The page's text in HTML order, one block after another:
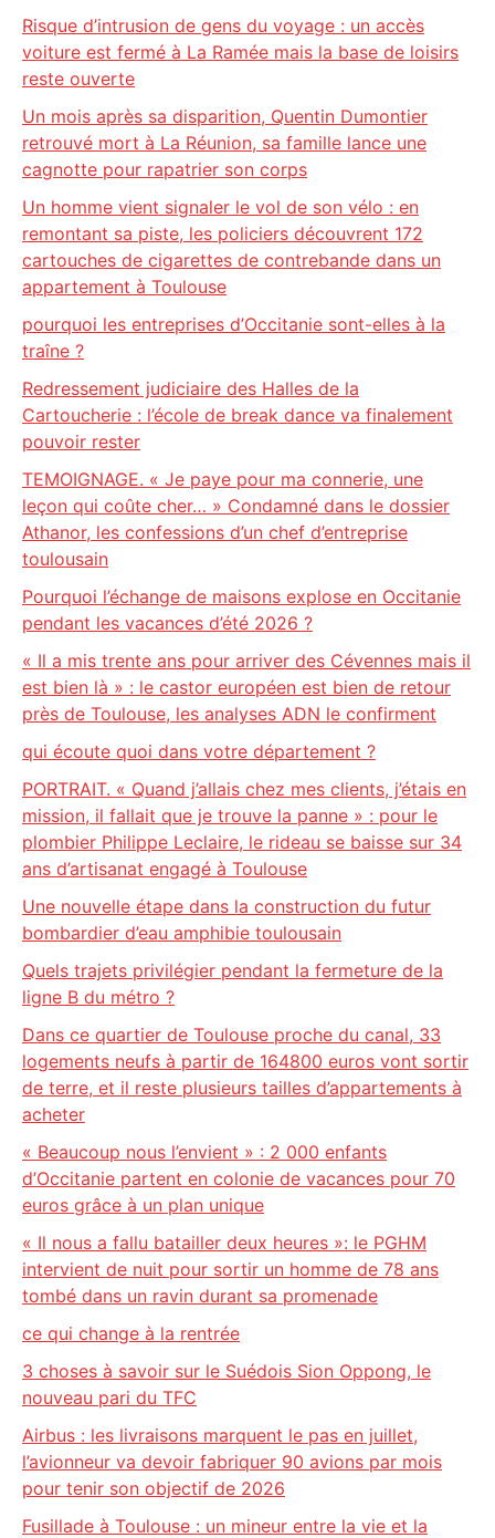
Risque d’intrusion de gens du voyage : un accès
voiture est fermé à La Ramée mais la base de loisirs
reste ouverte
Un mois après sa disparition, Quentin Dumontier
retrouvé mort à La Réunion, sa famille lance une
cagnotte pour rapatrier son corps
Un homme vient signaler le vol de son vélo : en
remontant sa piste, les policiers découvrent 172
cartouches de cigarettes de contrebande dans un
appartement à Toulouse
pourquoi les entreprises d’Occitanie sont-elles à la
traîne ?
Redressement judiciaire des Halles de la
Cartoucherie : l’école de break dance va finalement
pouvoir rester
TEMOIGNAGE. « Je paye pour ma connerie, une
leçon qui coûte cher… » Condamné dans le dossier
Athanor, les confessions d’un chef d’entreprise
toulousain
Pourquoi l’échange de maisons explose en Occitanie
pendant les vacances d’été 2026 ?
« Il a mis trente ans pour arriver des Cévennes mais il
est bien là » : le castor européen est bien de retour
près de Toulouse, les analyses ADN le confirment
qui écoute quoi dans votre département ?
PORTRAIT. « Quand j’allais chez mes clients, j’étais en
mission, il fallait que je trouve la panne » : pour le
plombier Philippe Leclaire, le rideau se baisse sur 34
ans d’artisanat engagé à Toulouse
Une nouvelle étape dans la construction du futur
bombardier d’eau amphibie toulousain
Quels trajets privilégier pendant la fermeture de la
ligne B du métro ?
Dans ce quartier de Toulouse proche du canal, 33
logements neufs à partir de 164800 euros vont sortir
de terre, et il reste plusieurs tailles d’appartements à
acheter
« Beaucoup nous l’envient » : 2 000 enfants
d’Occitanie partent en colonie de vacances pour 70
euros grâce à un plan unique
« Il nous a fallu batailler deux heures »: le PGHM
intervient de nuit pour sortir un homme de 78 ans
tombé dans un ravin durant sa promenade
ce qui change à la rentrée
3 choses à savoir sur le Suédois Sion Oppong, le
nouveau pari du TFC
Airbus : les livraisons marquent le pas en juillet,
l’avionneur va devoir fabriquer 90 avions par mois
pour tenir son objectif de 2026
Fusillade à Toulouse : un mineur entre la vie et la